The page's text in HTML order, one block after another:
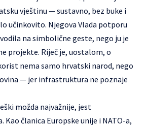
vještinu — sustavno, bez buke i
učinkovito. Njegova Vlada potporu
na simbolične geste, nego ju je
projekte. Riječ je, uostalom, o
nema samo hrvatski narod, nego
— jer infrastruktura ne poznaje
možda najvažnije, jest
članica Europske unije i NATO-a,